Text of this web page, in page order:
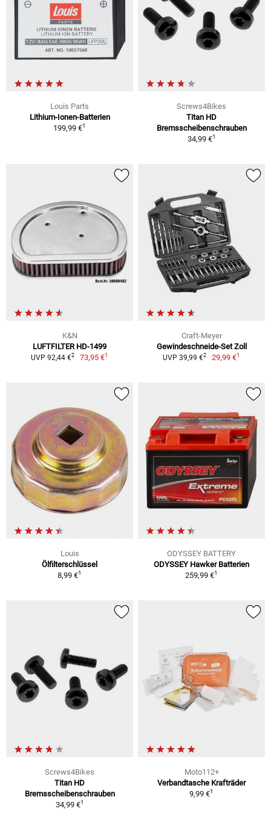
Louis Parts
Lithium-Ionen-Batterien
199,99 €1
Screws4Bikes
Titan HD
Bremsscheibenschrauben
34,99 €1
K&N
LUFTFILTER HD-1499
UVP 92,44 €2 73,95 €1
Craft-Meyer
Gewindeschneide-Set Zoll
UVP 39,99 €2 29,99 €1
Louis
Ölfilterschlüssel
8,99 €1
ODYSSEY BATTERY
ODYSSEY Hawker Batterien
259,99 €1
Screws4Bikes
Titan HD
Bremsscheibenschrauben
34,99 €1
Moto112+
Verbandtasche Krafträder
9,99 €1